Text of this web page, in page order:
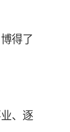
得了
、逐